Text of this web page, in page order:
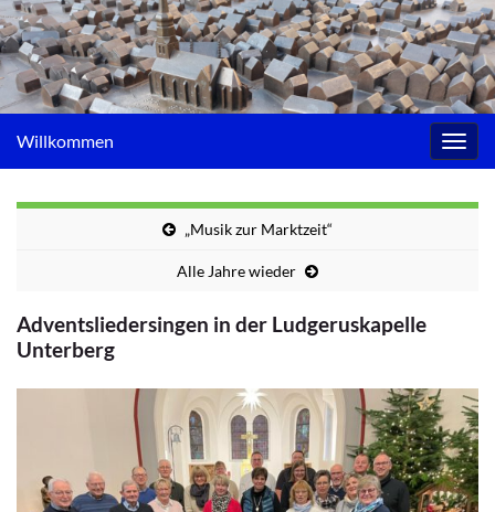
Willkommen
„Musik zur Marktzeit“
Alle Jahre wieder
Adventsliedersingen in der Ludgeruskapelle
Unterberg